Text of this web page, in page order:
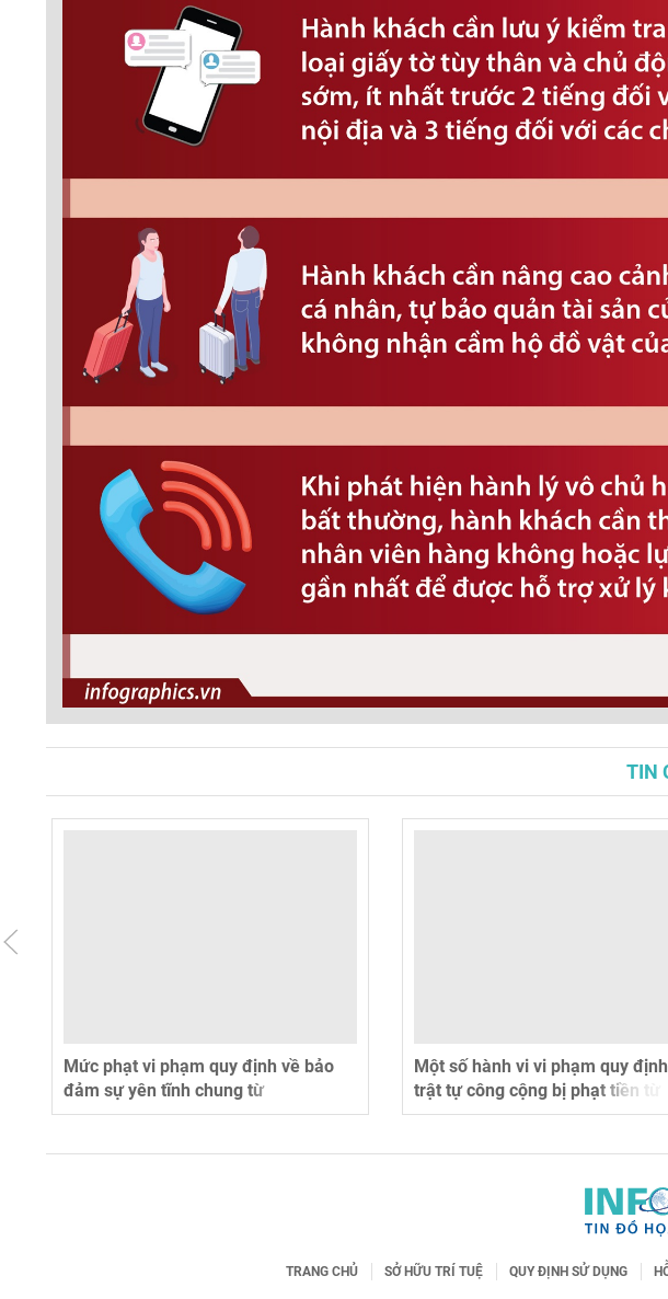
TIN
Mức phạt vi phạm quy định về bảo
đảm sự yên tĩnh chung từ
15/12/2025
Một số hành vi vi phạm quy định về
trật tự công cộng bị phạt tiền từ
3.000.000 - 4.000.000 đồng từ
TRANG CHỦ SỞ HỮU TRÍ TUỆ QUY ĐỊNH SỬ DỤNG